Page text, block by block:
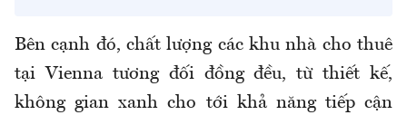
Bên cạnh đó, chất lượng các khu nhà cho thuê
tại Vienna tương đối đồng đều, từ thiết kế,
không gian xanh cho tới khả năng tiếp cận